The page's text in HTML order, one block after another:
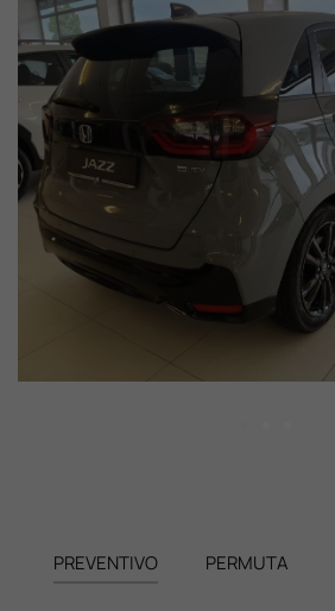
PREVENTIVO PERMUTA